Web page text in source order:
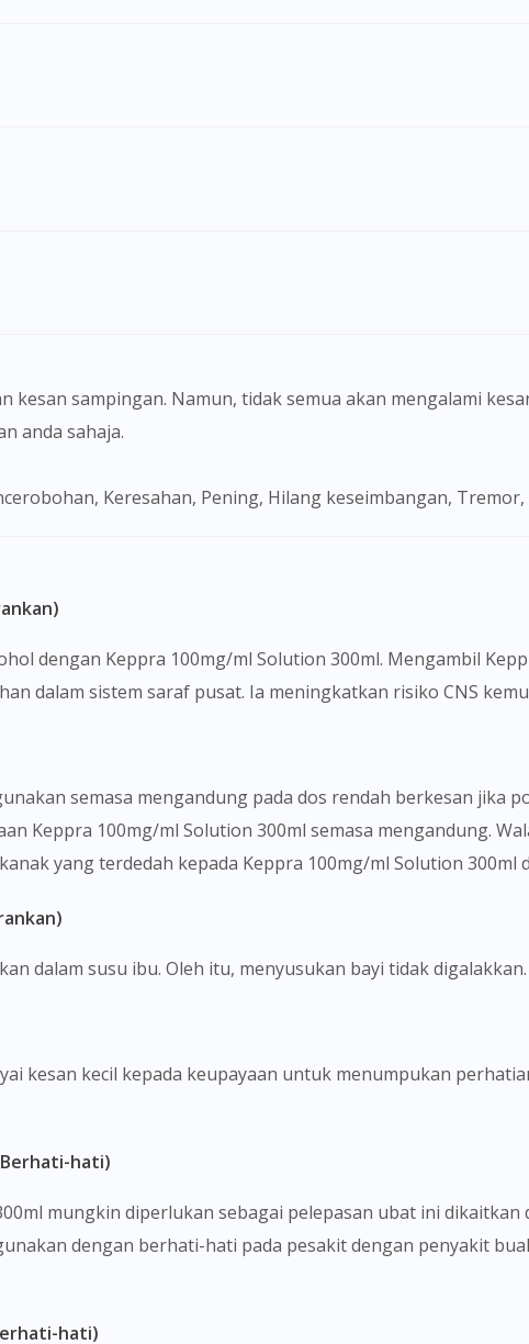
To serve you better, would you like to head over to
DoctorOnCall Singapore ?
No, please do not redirect me
sampingan. Namun, tidak semua akan mengalami
anda sahaja.
Keresahan, Pening, Hilang keseimbangan,
dengan Keppra 100mg/ml Solution 300ml. Mengambil
dalam sistem saraf pusat. Ia meningkatkan risiko CNS
semasa mengandung pada dos rendah berkesan jika
Keppra 100mg/ml Solution 300ml semasa mengandung.
yang terdedah kepada Keppra 100mg/ml Solution 300ml
dalam susu ibu. Oleh itu, menyusukan bayi tidak digalakkan.
kesan kecil kepada keupayaan untuk menumpukan
Berhati-hati)
mungkin diperlukan sebagai pelepasan ubat ini
dengan berhati-hati pada pesakit dengan penyakit
hati)